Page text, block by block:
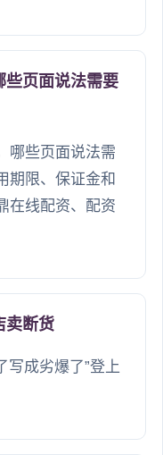
些页面说法需要
哪些页面说法需
期限、保证金和
在线配资、配资
卖断货
写成劣爆了”登上